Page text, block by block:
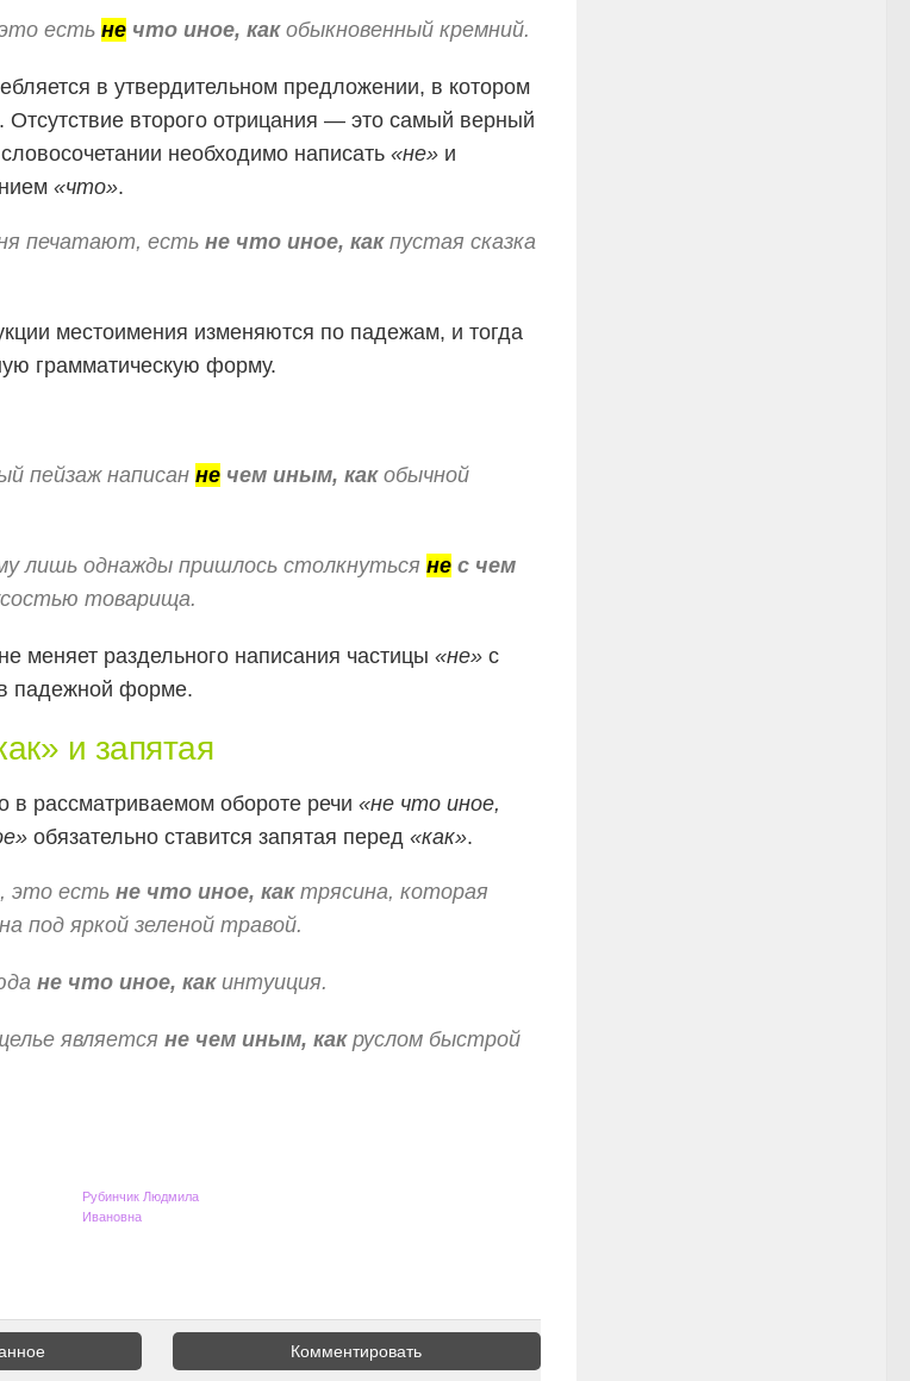
есть не что иное, какобыкновенный кремний.
в утвердительном предложении, в котором
Отсутствие второго отрицания — это самый верный
необходимо написать «не» и
«что».
печатают, есть не что иное, какпустая сказка
местоимения изменяются по падежам, и тогда
грамматическую форму.
пейзаж написан не чем иным, какобычной
лишь однажды пришлось столкнуться не с чем
товарища.
меняет раздельного написания частицы «не» с
падежной форме.
и запятая
в рассматриваемом обороте речи «не что иное,
обязательно ставится запятая перед «как».
это есть не что иное, кактрясина, которая
под яркой зеленой травой.
не что иное, какинтуиция.
является не чем иным, какруслом быстрой
Рубинчик Людмила
Ивановна
Комментировать